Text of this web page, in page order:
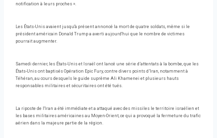
notification à leurs proches ».
Les États-Unis avaient jusqu'à présent annoncé la mort de quatre soldats, même si le
président américain Donald Trump a averti aujourd'hui que le nombre de victimes
pourrait augmenter.
Samedi dernier, les États-Unis et Israël ont lancé une série d’attentats à la bombe, que les
États-Unis ont baptisés Opération Epic Fury, contre divers points d’Iran, notamment à
Téhéran, au cours desquels le guide suprême Ali Khamenei et plusieurs hauts
responsables militaires et sécuritaires ont été tués.
La riposte de l'Iran a été immédiate et a attaqué avec des missiles le territoire israélien et
les bases militaires américaines au Moyen-Orient, ce qui a provoqué la fermeture du trafic
aérien dans la majeure partie de la région.